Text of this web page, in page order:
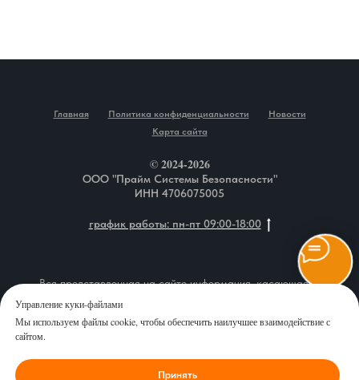
Управление куки-файлами
Мы используем файлы cookie, чтобы обеспечить наилучшее взаимодействие с
сайтом.
Принять
Главная Политика конфиденциальности
Новости
Карта сайта
© 2024-2026
ООО "Прайм Системы Безопасности"
ИНН 4706075005
график работы: пн-пт 09:00-18:00
Вся представленная на сайте информация, касающаяся
описания товаров, технических характеристик, наличия на
стоимости продукции и сервисного обслуживания, носит
публичной офертой, определяемой положениями Статьи 437 (2)